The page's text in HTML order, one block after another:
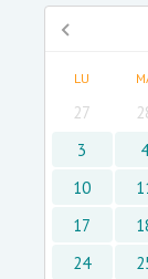
LU
27
3
10
17
24